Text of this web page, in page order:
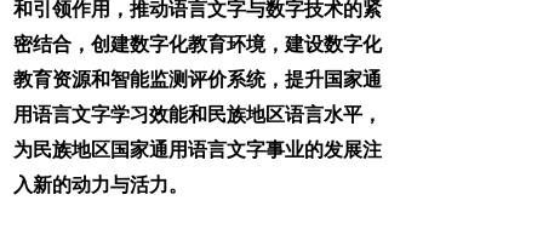
和引领作用，推动语言文字与数字技术的紧
密结合，创建数字化教育环境，建设数字化
教育资源和智能监测评价系统，提升国家通
用语言文字学习效能和民族地区语言水平，
为民族地区国家通用语言文字事业的发展注
入新的动力与活力。